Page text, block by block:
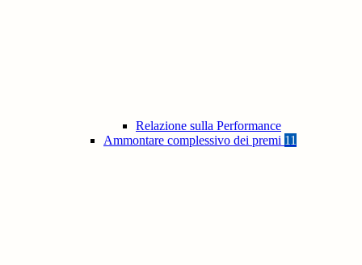
Relazione sulla Performance
Ammontare complessivo dei premi 11